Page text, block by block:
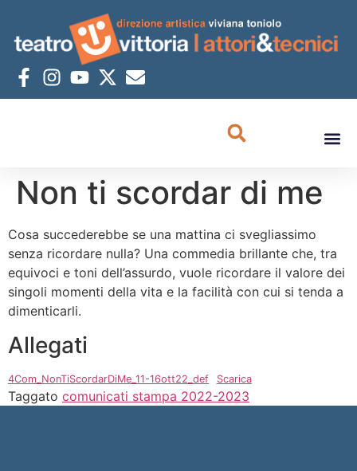
Non ti scordar di me
Cosa succederebbe se una mattina ci svegliassimo
senza ricordare nulla? Una commedia brillante che, tra
equivoci e toni dell’assurdo, vuole ricordare il valore dei
singoli momenti della vita e la facilità con cui si tenda a
dimenticarli.
Allegati
4Com_NonTiScordarDiMe_11-16ott22_def Scarica
Taggato comunicati stampa 2022-2023